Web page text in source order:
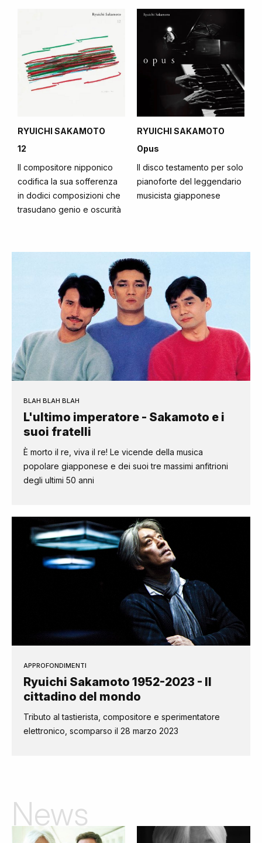
RYUICHI SAKAMOTO
12
Il compositore nipponico
codifica la sua sofferenza
in dodici composizioni che
trasudano genio e oscurità
RYUICHI SAKAMOTO
Opus
Il disco testamento per solo
pianoforte del leggendario
musicista giapponese
BLAH BLAH BLAH
L'ultimo imperatore - Sakamoto e i
suoi fratelli
È morto il re, viva il re! Le vicende della musica
popolare giapponese e dei suoi tre massimi anfitrioni
degli ultimi 50 anni
APPROFONDIMENTI
Ryuichi Sakamoto 1952-2023 - Il
cittadino del mondo
Tributo al tastierista, compositore e sperimentatore
elettronico, scomparso il 28 marzo 2023
News